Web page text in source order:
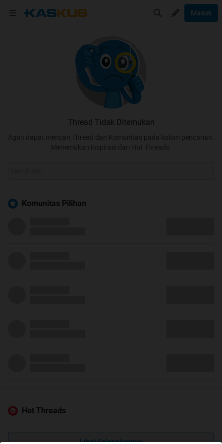
Masuk
Thread Tidak Ditemukan
Agan dapat mencari Thread dan Komunitas pada kolom pencarian.
Menemukan inspirasi dari Hot Threads.
Komunitas Pilihan
Hot Threads
Lihat Selengkapnya